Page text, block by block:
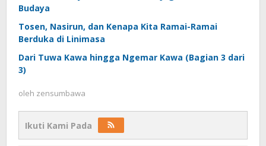
Budaya
Tosen, Nasirun, dan Kenapa Kita Ramai-Ramai
Berduka di Linimasa
Dari Tuwa Kawa hingga Ngemar Kawa (Bagian 3 dari
3)
oleh zensumbawa
Ikuti Kami Pada